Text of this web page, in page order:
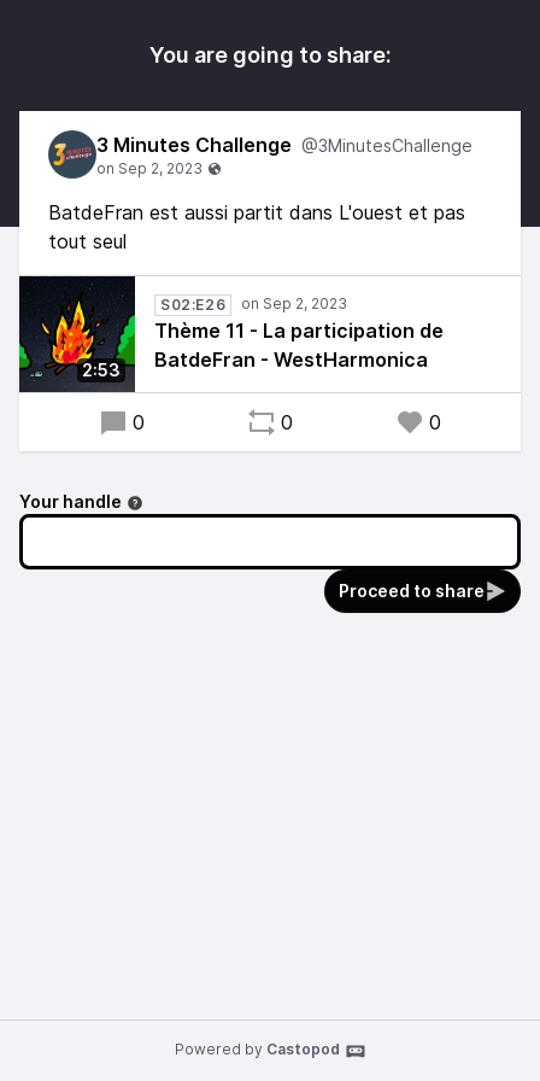
You are going to share:
3 Minutes Challenge @3MinutesChallenge
BatdeFran est aussi partit dans L'ouest et pas
tout seul
2:53
S02:E26
Thème 11 - La participation de
BatdeFran - WestHarmonica
0 0 0
Your handle
Proceed to share
Powered by Castopod